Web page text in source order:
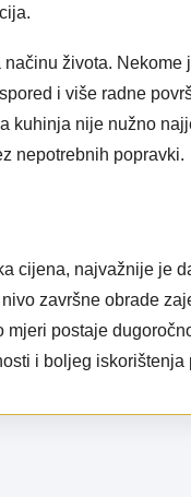
života.
i više radne
kuhinja nije nužno
nepotrebnih popravki.
cijena, najvažnije je
završne obrade
postaje
i boljeg iskorištenja